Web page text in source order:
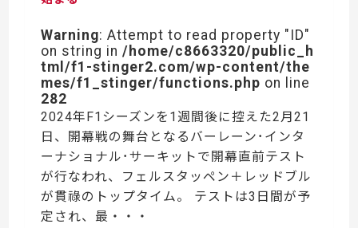
Warning: Attempt to read property "ID"
on string in/home/c8663320/public_h
tml/f1-stinger2.com/wp-content/the
mes/f1_stinger/functions.php on line
282
2024年F1シーズンを1週間後に控えた2月21
日、開幕戦の舞台となるバーレーン･インタ
ーナショナル･サーキットで開幕直前テスト
が行なわれ、フェルスタッペン＋レッドブル
が貫祿のトップタイム。 テストは3日間が予
定され、最・・・